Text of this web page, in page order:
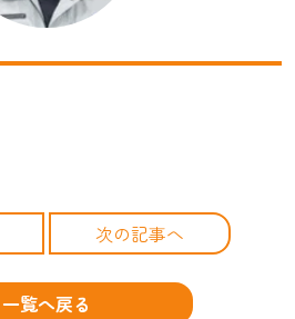
次の記事へ
一覧へ戻る